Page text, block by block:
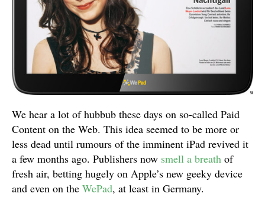
We hear a lot of hubbub these days on so-called Paid
Content on the Web. This idea seemed to be more or
less dead until rumours of the imminent iPad revived it
a few months ago. Publishers now smell a breath of
fresh air, betting hugely on Apple’s new geeky device
and even on the WePad, at least in Germany.